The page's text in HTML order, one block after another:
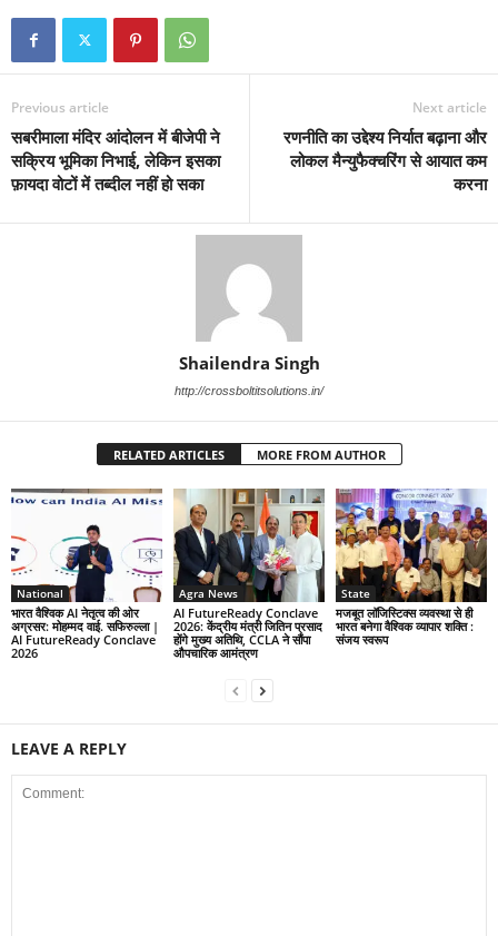
Previous article
सबरीमाला मंदिर आंदोलन में बीजेपी ने
सक्रिय भूमिका निभाई, लेकिन इसका
फ़ायदा वोटों में तब्दील नहीं हो सका
Next article
रणनीति का उद्देश्य निर्यात बढ़ाना और
लोकल मैन्युफैक्चरिंग से आयात कम
करना
Shailendra Singh
http://crossboltitsolutions.in/
RELATED ARTICLES MORE FROM AUTHOR
National
भारत वैश्विक AI नेतृत्व की ओर
अग्रसर: मोहम्मद वाई. सफिरुल्ला |
AI FutureReady Conclave
2026
Agra News
AI FutureReady Conclave
2026: केंद्रीय मंत्री जितिन प्रसाद
होंगे मुख्य अतिथि, CCLA ने सौंपा
औपचारिक आमंत्रण
State
मजबूत लॉजिस्टिक्स व्यवस्था से ही
भारत बनेगा वैश्विक व्यापार शक्ति :
संजय स्वरूप
LEAVE A REPLY